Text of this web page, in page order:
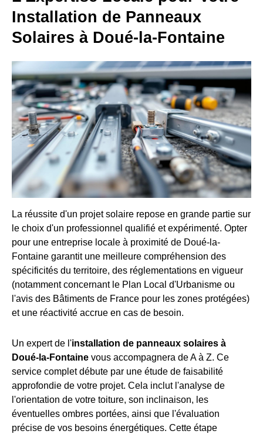
Installation de Panneaux
Solaires à Doué-la-Fontaine
La réussite d'un projet solaire repose en grande partie sur
le choix d'un professionnel qualifié et expérimenté. Opter
pour une entreprise locale à proximité de Doué-la-
Fontaine garantit une meilleure compréhension des
spécificités du territoire, des réglementations en vigueur
(notamment concernant le Plan Local d'Urbanisme ou
l'avis des Bâtiments de France pour les zones protégées)
et une réactivité accrue en cas de besoin.
Un expert de l'installation de panneaux solaires à
Doué-la-Fontaine vous accompagnera de A à Z. Ce
service complet débute par une étude de faisabilité
approfondie de votre projet. Cela inclut l'analyse de
l'orientation de votre toiture, son inclinaison, les
éventuelles ombres portées, ainsi que l'évaluation
précise de vos besoins énergétiques. Cette étape